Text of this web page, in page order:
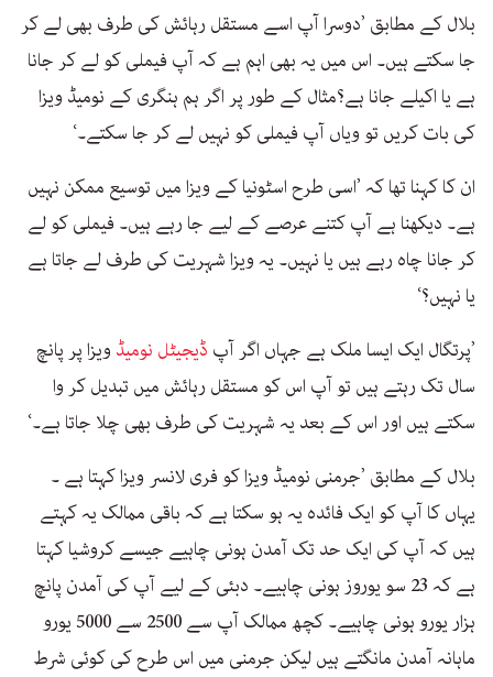
بلال کے مطابق ’دوسرا آپ اسے مستقل رہائش کی طرف بھی لے کر
جا سکتے ہیں۔ اس میں یہ بھی اہم ہے کہ آپ فیملی کو لے کر جانا
ہے یا اکیلے جانا ہے؟مثال کے طور پر اگر ہم ہنگری کے نومیڈ ویزا
کی بات کریں تو ویاں آپ فیملی کو نہیں لے کر جا سکتے۔‘
ان کا کہنا تھا کہ ’اسی طرح اسٹونیا کے ویزا میں توسیع ممکن نہیں
ہے۔ دیکھنا ہے آپ کتنے عرصے کے لیے جا رہے ہیں۔ فیملی کو لے
کر جانا چاہ رہے ہیں یا نہیں۔ یہ ویزا شہریت کی طرف لے جاتا ہے
یا نہیں؟‘
’پرتگال ایک ایسا ملک ہے جہاں اگر آپ ڈیجیٹل نومیڈ ویزا پر پانچ
سال تک رہتے ہیں تو آپ اس کو مستقل رہائش میں تبدیل کر وا
سکتے ہیں اور اس کے بعد یہ شہریت کی طرف بھی چلا جاتا ہے۔‘
بلال کے مطابق ’جرمنی نومیڈ ویزا کو فری لانسر ویزا کہتا ہے ۔
یہاں کا آپ کو ایک فائدہ یہ ہو سکتا ہے کہ باقی ممالک یہ کہتے
ہیں کہ آپ کی ایک حد تک آمدن ہونی چاہیے جیسے کروشیا کہتا
ہے کہ 23 سو یوروز ہونی چاہیے۔ دبئی کے لیے آپ کی آمدن پانچ
ہزار یورو ہونی چاہیے۔ کچھ ممالک آپ سے 2500 سے 5000 یورو
ماہانہ آمدن مانگتے ہیں لیکن جرمنی میں اس طرح کی کوئی شرط